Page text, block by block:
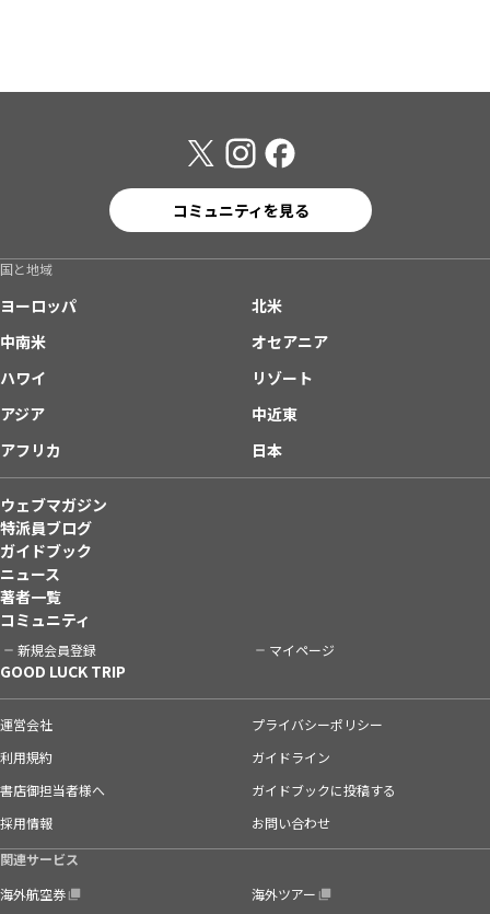
コミュニティを見る
国と地域
ヨーロッパ
北米
中南米
オセアニア
ハワイ
リゾート
アジア
中近東
アフリカ
日本
ウェブマガジン
特派員ブログ
ガイドブック
ニュース
著者一覧
コミュニティ
新規会員登録 マイページ
GOOD LUCK TRIP
運営会社
プライバシーポリシー
利用規約
ガイドライン
書店御担当者様へ
ガイドブックに投稿する
採用情報
お問い合わせ
関連サービス
海外航空券
海外ツアー